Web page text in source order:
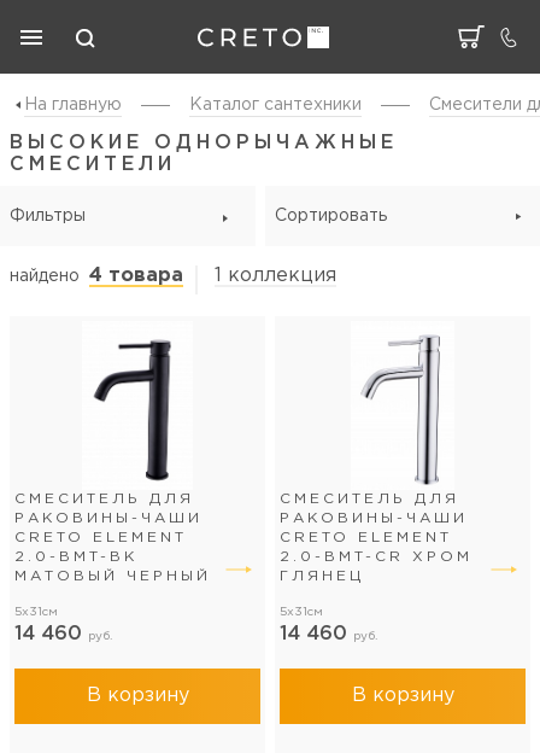
На главную Каталог cантехники Смесители
ВЫСОКИЕ ОДНОРЫЧАЖНЫЕ
СМЕСИТЕЛИ
Фильтры
найдено 4 товара 1 коллекция
Сортировать
СМЕСИТЕЛЬ ДЛЯ
РАКОВИНЫ-ЧАШИ
CRETO ELEMENT
2.0-BMT-BK
МАТОВЫЙ ЧЕРНЫЙ
5x31см
14 460 руб.
В корзину
СМЕСИТЕЛЬ ДЛЯ
РАКОВИНЫ-ЧАШИ
CRETO ELEMENT
2.0-BMT-CR ХРОМ
ГЛЯНЕЦ
5x31см
14 460 руб.
В корзину